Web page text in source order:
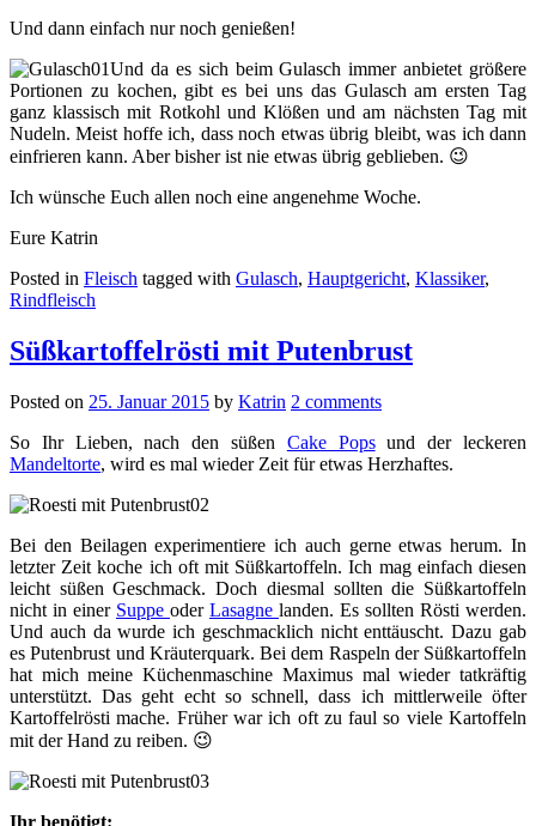
Und dann einfach nur noch genießen!
Und da es sich beim Gulasch immer anbietet größere
Portionen zu kochen, gibt es bei uns das Gulasch am ersten Tag
ganz klassisch mit Rotkohl und Klößen und am nächsten Tag mit
Nudeln. Meist hoffe ich, dass noch etwas übrig bleibt, was ich dann
einfrieren kann. Aber bisher ist nie etwas übrig geblieben. 😉
Ich wünsche Euch allen noch eine angenehme Woche.
Eure Katrin
Posted in Fleisch tagged with Gulasch, Hauptgericht, Klassiker,
Rindfleisch
Süßkartoffelrösti mit Putenbrust
Posted on 25. Januar 2015 by Katrin 2 comments
So Ihr Lieben, nach den süßen Cake Popsund der leckeren
Mandeltorte, wird es mal wieder Zeit für etwas Herzhaftes.
Bei den Beilagen experimentiere ich auch gerne etwas herum. In
letzter Zeit koche ich oft mit Süßkartoffeln. Ich mag einfach diesen
leicht süßen Geschmack. Doch diesmal sollten die Süßkartoffeln
nicht in einer Suppe oder Lasagne landen. Es sollten Rösti werden.
Und auch da wurde ich geschmacklich nicht enttäuscht. Dazu gab
es Putenbrust und Kräuterquark. Bei dem Raspeln der Süßkartoffeln
hat mich meine Küchenmaschine Maximus mal wieder tatkräftig
unterstützt. Das geht echt so schnell, dass ich mittlerweile öfter
Kartoffelrösti mache. Früher war ich oft zu faul so viele Kartoffeln
mit der Hand zu reiben. 😉